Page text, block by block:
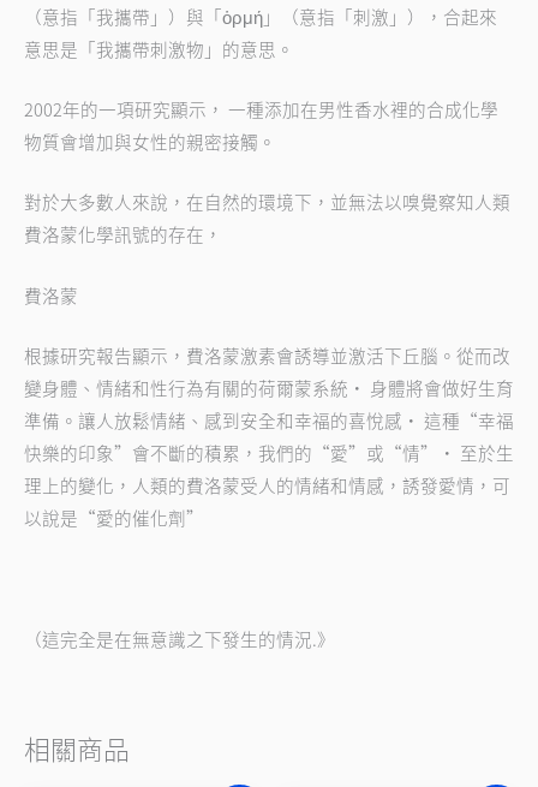
（意指「我攜帶」）與「ὁρμή」（意指「刺激」），合起來
意思是「我攜帶刺激物」的意思。
2002年的一項研究顯示， 一種添加在男性香水裡的合成化學
物質會增加與女性的親密接觸。
對於大多數人來說，在自然的環境下，並無法以嗅覺察知人類
費洛蒙化學訊號的存在，
費洛蒙
根據研究報告顯示，費洛蒙激素會誘導並激活下丘腦。從而改
變身體、情緒和性行為有關的荷爾蒙系統 · 身體將會做好生育
準備。讓人放鬆情緒、感到安全和幸福的喜悅感 · 這種 “幸福
快樂的印象” 會不斷的積累，我們的 “愛” 或 “情”· 至於生
理上的變化，人類的費洛蒙受人的情緒和情感，誘發愛情，可
以說是 “愛的催化劑”
（這完全是在無意識之下發生的情況.》
相關商品